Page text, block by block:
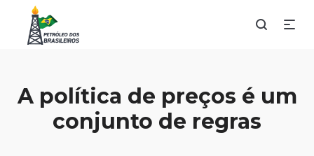
A política de preços é um
conjunto de regras